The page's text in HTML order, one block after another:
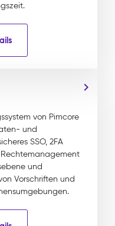
von Pimcore
und
SSO, 2FA
und
Vorschriften und